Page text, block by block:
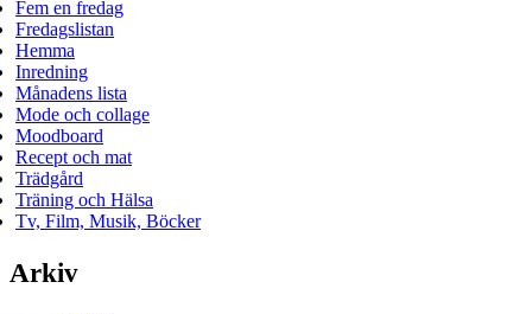
Fem en fredag
Fredagslistan
Hemma
Inredning
Månadens lista
Mode och collage
Moodboard
Recept och mat
Trädgård
Träning och Hälsa
Tv, Film, Musik, Böcker
Arkiv